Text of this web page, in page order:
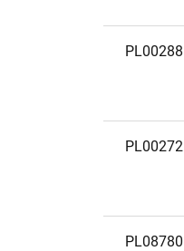
PL00288
PL00272
PL08780